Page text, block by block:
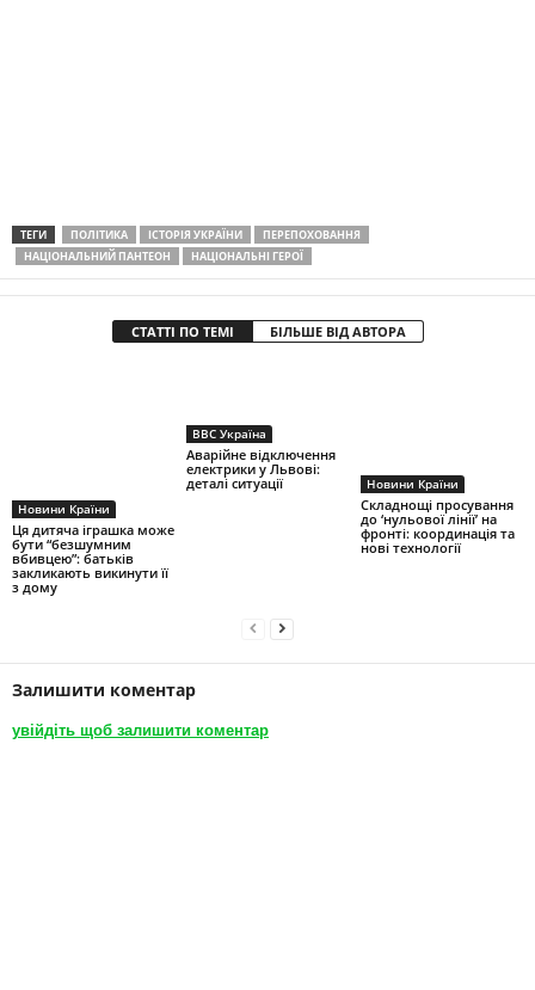
ТЕГИ ПОЛІТИКА ІСТОРІЯ УКРАЇНИ
ПЕРЕПОХОВАННЯ
НАЦІОНАЛЬНИЙ ПАНТЕОН
НАЦІОНАЛЬНІ ГЕРОЇ
СТАТТІ ПО ТЕМІ БІЛЬШЕ ВІД АВТОРА
Новини Країни
Ця дитяча іграшка може
бути “безшумним
вбивцею”: батьків
закликають викинути її
з дому
BBC Україна
Аварійне відключення
електрики у Львові:
деталі ситуації
Новини Країни
Складнощі просування
до ‘нульової лінії’ на
фронті: координація та
нові технології
Залишити коментар
увійдіть щоб залишити коментар